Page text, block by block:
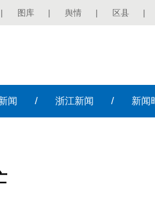
| 图库 | 舆情 | 区县 |
闻 / 浙江新闻 / 新闻